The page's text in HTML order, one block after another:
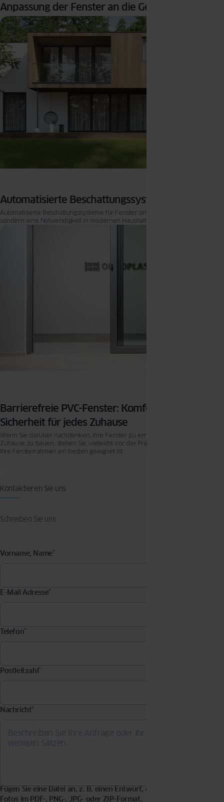
Anpassung der Fenster an die Gebäudefassade
Automatisierte Beschattungssysteme für Fenster
Automatisierte Beschattungssysteme für Fenster sind nicht nur ein Luxus,
sondern eine Notwendigkeit in modernen Haushalten und Büros.
Barrierefreie PVC-Fenster: Komfort und
Sicherheit für jedes Zuhause
Wenn Sie darüber nachdenken, Ihre Fenster zu erneuern oder ein neues
Zuhause zu bauen, stehen Sie vielleicht vor der Frage, welches Material für
Ihre Fensterrahmen am besten geeignet ist.
Kontaktieren Sie uns
Schreiben Sie uns:
Vorname, Name*
E-Mail Adresse*
Telefon*
Postleitzahl *
Nachricht*
Fügen Sie eine Datei an, z. B. einen Entwurf, eine Visualisierung,
Fotos im PDF-, PNG-, JPG- oder ZIP-Format.